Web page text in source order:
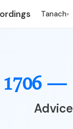
Tanach▾
1706 —